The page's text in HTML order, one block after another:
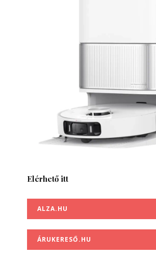
Elérhető itt
ALZA.HU
ÁRUKERESŐ.HU